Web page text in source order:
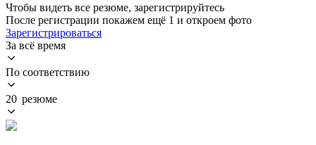
Чтобы видеть все резюме, зарегистрируйтесь
После регистрации покажем ещё 1 и откроем фото
Зарегистрироваться
За всё время
По соответствию
20 резюме